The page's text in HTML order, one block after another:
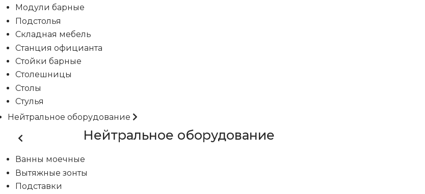
Модули барные
Подстолья
Складная мебель
Станция официанта
Стойки барные
Столешницы
Столы
Стулья
Нейтральное оборудование
Нейтральное оборудование
Ванны моечные
Вытяжные зонты
Подставки